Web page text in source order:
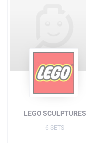
LEGO SCULPTURES
6 SETS